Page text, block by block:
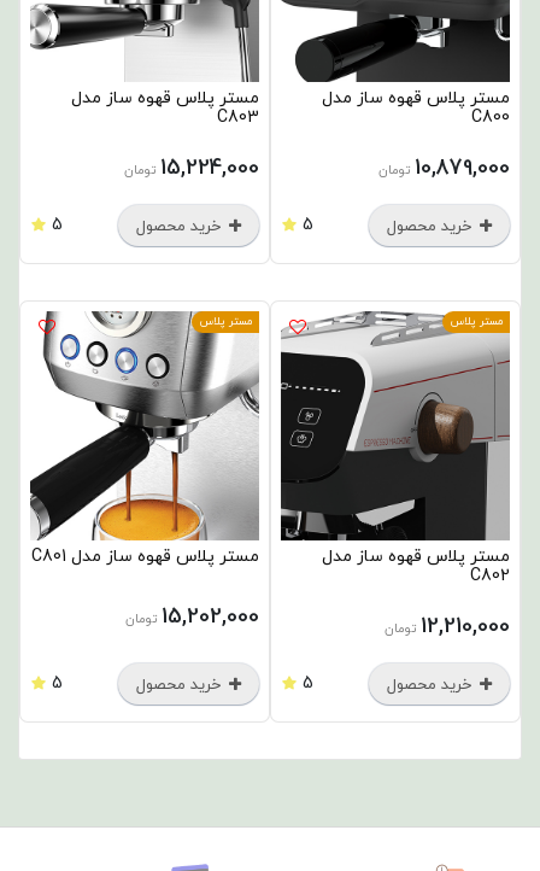
مستر پلاس قهوه ساز مدل
C800
10,879,000 تومان
خرید محصول 5
مستر پلاس قهوه ساز مدل
C803
15,224,000 تومان
خرید محصول 5
مستر پلاس
مستر پلاس قهوه ساز مدل
C802
12,210,000 تومان
خرید محصول 5
مستر پلاس
مستر پلاس قهوه ساز مدل C801
15,202,000 تومان
خرید محصول 5